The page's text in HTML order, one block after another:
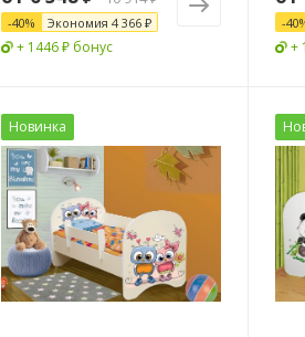
-40% Экономия 4 366 ₽
+ 1446 ₽ бонус
-40
+
Новинка